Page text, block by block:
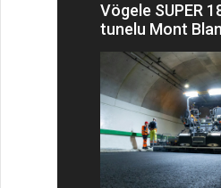
Vögele SUPER
tunelu Mont